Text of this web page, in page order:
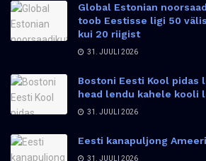
Global Estonian
toob Eestisse ligi 50
kui 20 riigist
31. JUULI 2026
Bostoni Eesti Kool pidas
head lendu kahele kooli
31. JUULI 2026
Eesti kanapuljong
31. JUULI 2026